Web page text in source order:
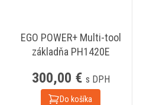
EGO POWER+ Multi-tool
základňa PH1420E
300,00 € s DPH
Do košíka